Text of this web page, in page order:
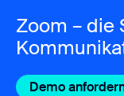
Zoom – die
Demo